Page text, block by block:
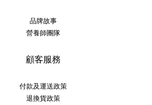
品牌故事
營養師團隊
顧客服務
付款及運送政策
退換貨政策